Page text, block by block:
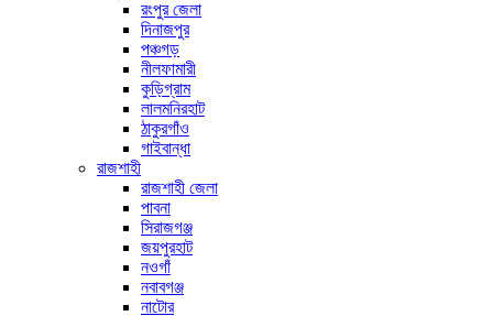
রংপুর জেলা
দিনাজপুর
পঞ্চগড়
নীলফামারী
কুড়িগ্রাম
লালমনিরহাট
ঠাকুরগাঁও
গাইবান্ধা
রাজশাহী
রাজশাহী জেলা
পাবনা
সিরাজগঞ্জ
জয়পুরহাট
নওগাঁ
নবাবগঞ্জ
নাটোর